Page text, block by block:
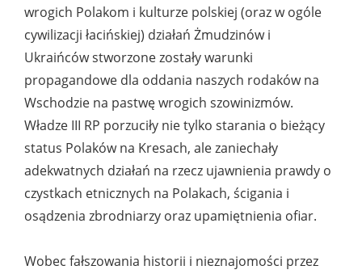
wrogich Polakom i kulturze polskiej (oraz w ogóle
cywilizacji łacińskiej) działań Żmudzinów i
Ukraińców stworzone zostały warunki
propagandowe dla oddania naszych rodaków na
Wschodzie na pastwę wrogich szowinizmów.
Władze III RP porzuciły nie tylko starania o bieżący
status Polaków na Kresach, ale zaniechały
adekwatnych działań na rzecz ujawnienia prawdy o
czystkach etnicznych na Polakach, ścigania i
osądzenia zbrodniarzy oraz upamiętnienia ofiar.
Wobec fałszowania historii i nieznajomości przez